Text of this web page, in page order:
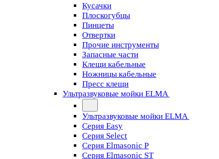
Кусачки
Плоскогубцы
Пинцеты
Отвертки
Прочие инструменты
Запасные части
Клещи кабельные
Ножницы кабельные
Пресс клещи
Ультразвуковые мойки ELMA
Ультразвуковые мойки ELMA
Серия Easy
Серия Select
Серия Elmasonic P
Серия Elmasonic ST